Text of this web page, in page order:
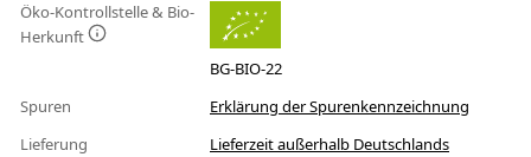
Öko-Kontrollstelle & Bio-
Herkunft
BG-BIO-22
Spuren
Erklärung der Spurenkennzeichnung
Lieferung
Lieferzeit außerhalb Deutschlands